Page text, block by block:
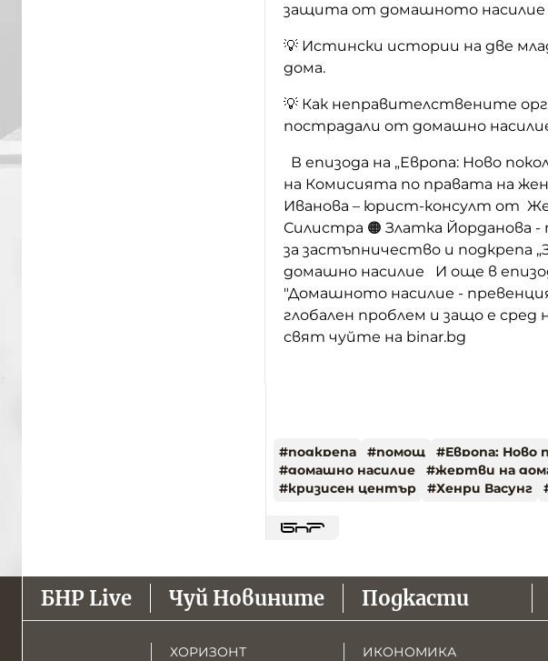
защита от домашното насилие
💡 Истински истории на две
дома.
💡 Как неправителствените
пострадали от домашно
В епизода на „Европа: Ново
на Комисията по правата на
Иванова – юрист-консулт от
Силистра 🟠 Златка Йорданова
за застъпничество и подкрепа
домашно насилие И още в
"Домашното насилие -
глобален проблем и защо е
свят чуйте на binar.bg
#подкрепа #помощ #Европа: Ново
#домашно насилие #жертви на
#кризисен център #Хенри Васунг
БНР Live Чуй Новините
ХОРИЗОНТ
Подкасти
ИКОНОМИКА